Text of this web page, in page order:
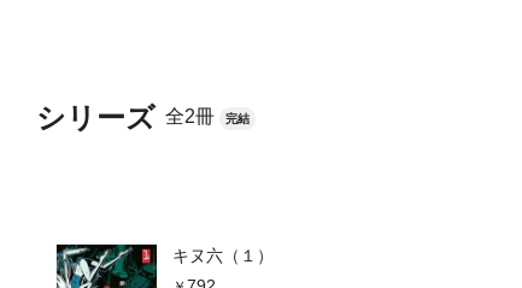
シリーズ 全2冊 完結
キヌ六（１）